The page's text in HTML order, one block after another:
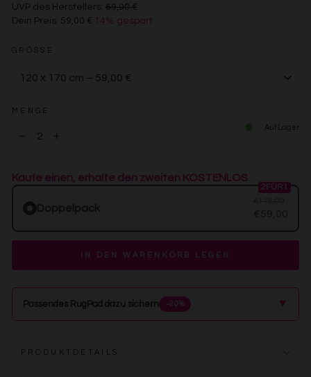
UVP des Herstellers: 69,00 €€69,00
Dein Preis: 59,00 € 14% gespart
GRÖSSE
MENGE
Auf Lager
Kaufe einen, erhalte den zweiten KOSTENLOS
2FÜR1
IN DEN WARENKORB LEGEN
Passendes RugPad dazu sichern −20% ▲
PRODUKTDETAILS